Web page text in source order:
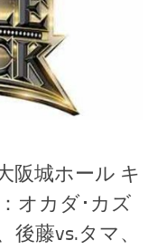
阪城ホール キ
オカダ･カズ
後藤vs.タマ、